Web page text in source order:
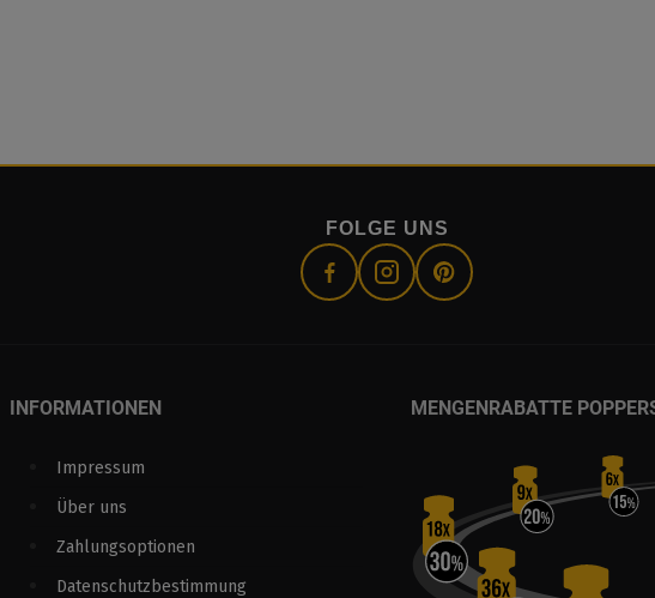
FOLGE UNS
INFORMATIONEN
Impressum
Über uns
Zahlungsoptionen
Datenschutzbestimmung
MENGENRABATTE